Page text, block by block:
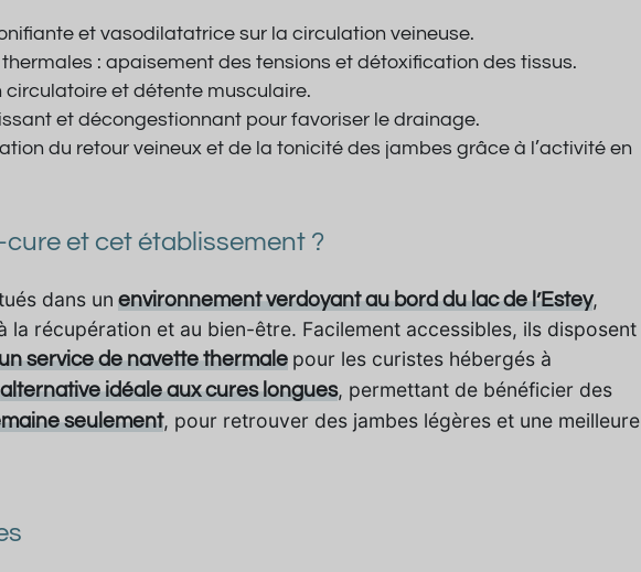
et vasodilatatrice sur la circulation veineuse.
: apaisement des tensions et détoxification des tissus.
circulatoire et détente musculaire.
et décongestionnant pour favoriser le drainage.
du retour veineux et de la tonicité des jambes grâce à l’activité en
et cet établissement ?
dans un environnement verdoyant au bord du lac de l’Estey,
récupération et au bien-être. Facilement accessibles, ils disposent
service de navette thermale pour les curistes hébergés à
alternative idéale aux cures longues, permettant de bénéficier des
seulement, pour retrouver des jambes légères et une meilleure